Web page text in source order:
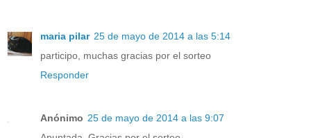
maria pilar 25 de mayo de 2014 a las 5:14
participo, muchas gracias por el sorteo
Responder
Anónimo 25 de mayo de 2014 a las 9:07